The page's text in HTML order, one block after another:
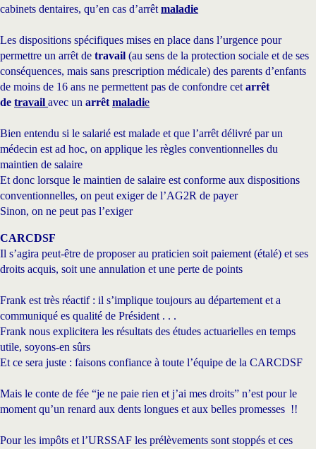
cabinets dentaires, qu’en cas d’arrêt maladie
Les dispositions spécifiques mises en place dans l’urgence pour
permettre un arrêt de travail (au sens de la protection sociale et de ses
conséquences, mais sans prescription médicale) des parents d’enfants
de moins de 16 ans ne permettent pas de confondre cet arrêt
de travail avec un arrêt maladie
Bien entendu si le salarié est malade et que l’arrêt délivré par un
médecin est ad hoc, on applique les règles conventionnelles du
maintien de salaire
Et donc lorsque le maintien de salaire est conforme aux dispositions
conventionnelles, on peut exiger de l’AG2R de payer
Sinon, on ne peut pas l’exiger
CARCDSF
Il s’agira peut-être de proposer au praticien soit paiement (étalé) et ses
droits acquis, soit une annulation et une perte de points
Frank est très réactif : il s’implique toujours au département et a
communiqué es qualité de Président . . .
Frank nous explicitera les résultats des études actuarielles en temps
utile, soyons-en sûrs
Et ce sera juste : faisons confiance à toute l’équipe de la CARCDSF
Mais le conte de fée “je ne paie rien et j’ai mes droits” n’est pour le
moment qu’un renard aux dents longues et aux belles promesses !!
Pour les impôts et l’URSSAF les prélèvements sont stoppés et ces